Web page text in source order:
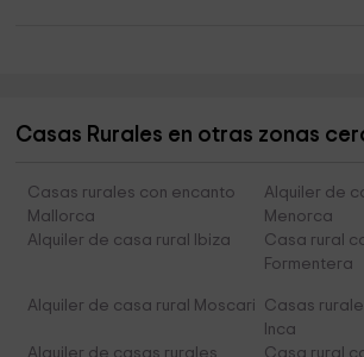
Casas Rurales en otras zonas
Casas rurales con encanto
Mallorca
Alquiler de
Menorca
Alquiler de casa rural Ibiza
Casa rural
Formentera
Alquiler de casa rural Moscari
Casas
Inca
Alquiler de casas rurales
Casa rural